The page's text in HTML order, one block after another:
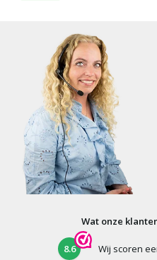
Wat onze
8.6 Wij scoren